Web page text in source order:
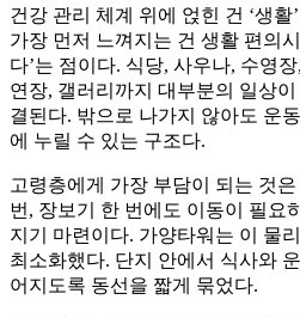
건강 관리 체계 위에 얹힌 건 ‘생
가장 먼저 느껴지는 건 생활 편의
다’는 점이다. 식당, 사우나, 수영
연장, 갤러리까지 대부분의 일상
결된다. 밖으로 나가지 않아도 운
에 누릴 수 있는 구조다.
고령층에게 가장 부담이 되는 것
번, 장보기 한 번에도 이동이 필요
지기 마련이다. 가양타워는 이 물
최소화했다. 단지 안에서 식사와
어지도록 동선을 짧게 묶었다.